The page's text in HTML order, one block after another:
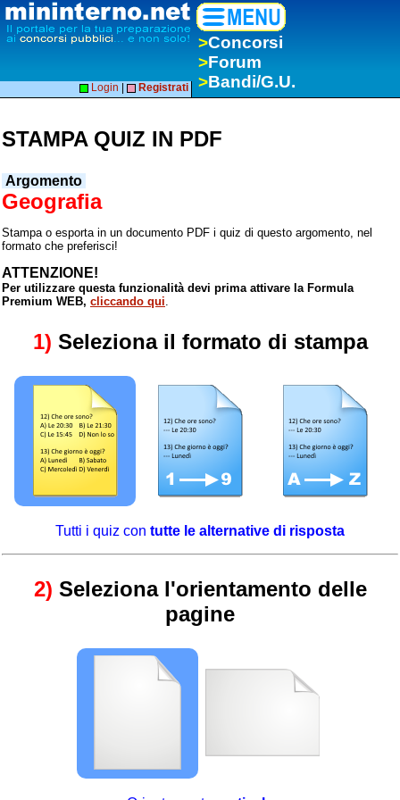
>Concorsi
>Forum
>Bandi/G.U.
Login Registrati
STAMPA QUIZ IN PDF
Argomento
Geografia
Stampa o esporta in un documento PDF i quiz di questo argomento, nel
formato che preferisci!
ATTENZIONE!
Per utilizzare questa funzionalità devi prima attivare la Formula
Premium WEB, cliccando qui
1) Seleziona il formato di stampa
Tutti i quiz con tutte le alternative di risposta
2) Seleziona l'orientamento delle
pagine